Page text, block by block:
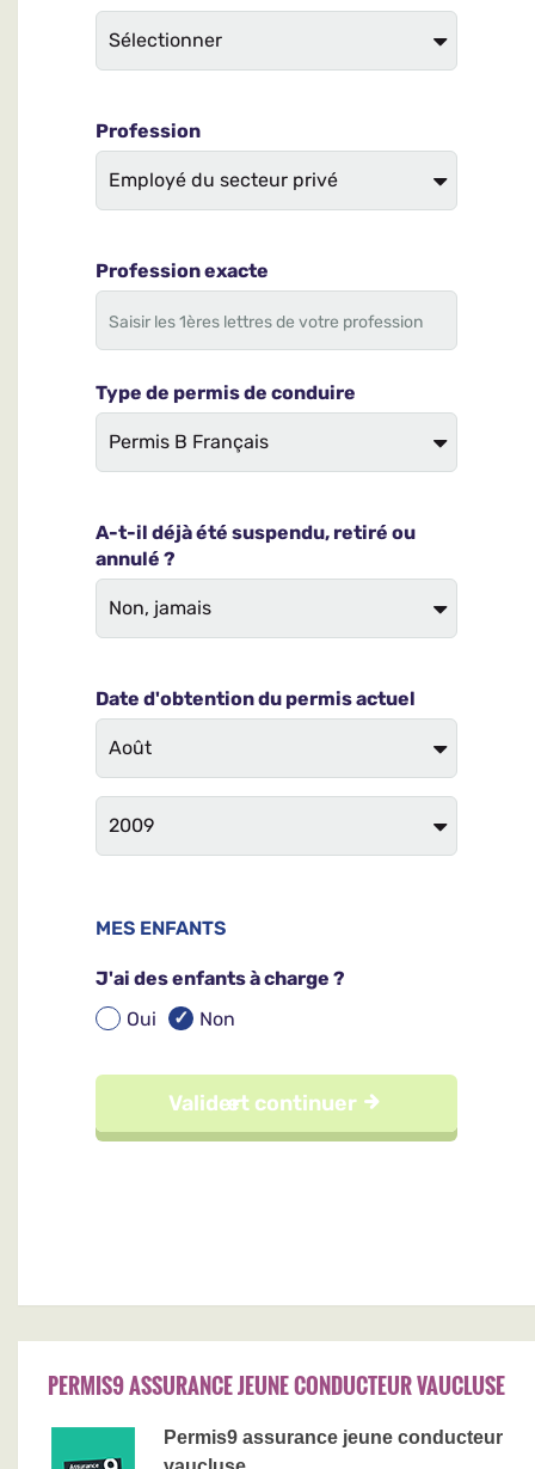
PERMIS9 ASSURANCE JEUNE CONDUCTEUR VAUCLUSE
Permis9 assurance jeune conducteur